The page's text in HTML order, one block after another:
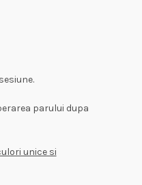
parului dupa
unice si